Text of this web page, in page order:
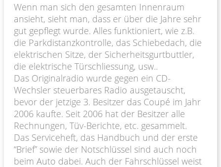
Wenn man sich den gesamten Innenraum
ansieht, sieht man, dass er über die Jahre sehr
gut gepflegt wurde. Alles funktioniert, wie z.B.
die Parkdistanzkontrolle, das Schiebedach, die
elektrischen Sitze, der Sicherheitsgurtbuttler,
die elektrische Türschliessung, usw..
Das Originalradio wurde gegen ein CD-
Wechsler steuerbares Radio ausgetauscht,
bevor der jetzige 3. Besitzer das Coupé im Jahr
2006 kaufte. Seit 2006 hat der Besitzer alle
Rechnungen, Tüv-Berichte, etc. gesammelt.
Das Serviceheft, das Handbuch und der erste
“Brief” sowie der Notschlüssel sind auch noch
beim Auto dabei. Auch der Fahrschlüssel weist